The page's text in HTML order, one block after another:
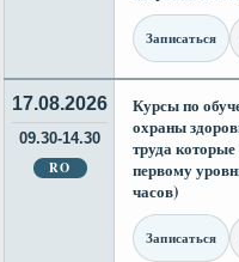
Записаться
17.08.2026
09.30-14.30
RO
Курсы по
охраны
труда
первому
часов)
Записаться